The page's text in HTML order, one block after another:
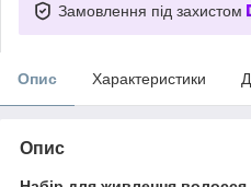
Замовлення під захистом
Опис Характеристики
Опис